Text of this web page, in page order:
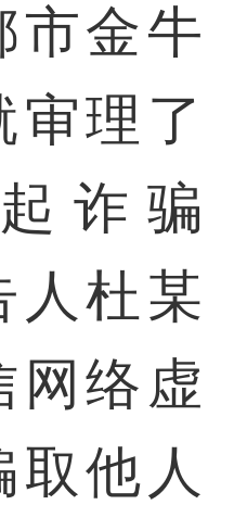
市金牛
审理了
诈骗
人杜某
网络虚
取他人